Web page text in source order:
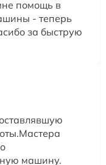
помощь в
- теперь
за быструю
машину.